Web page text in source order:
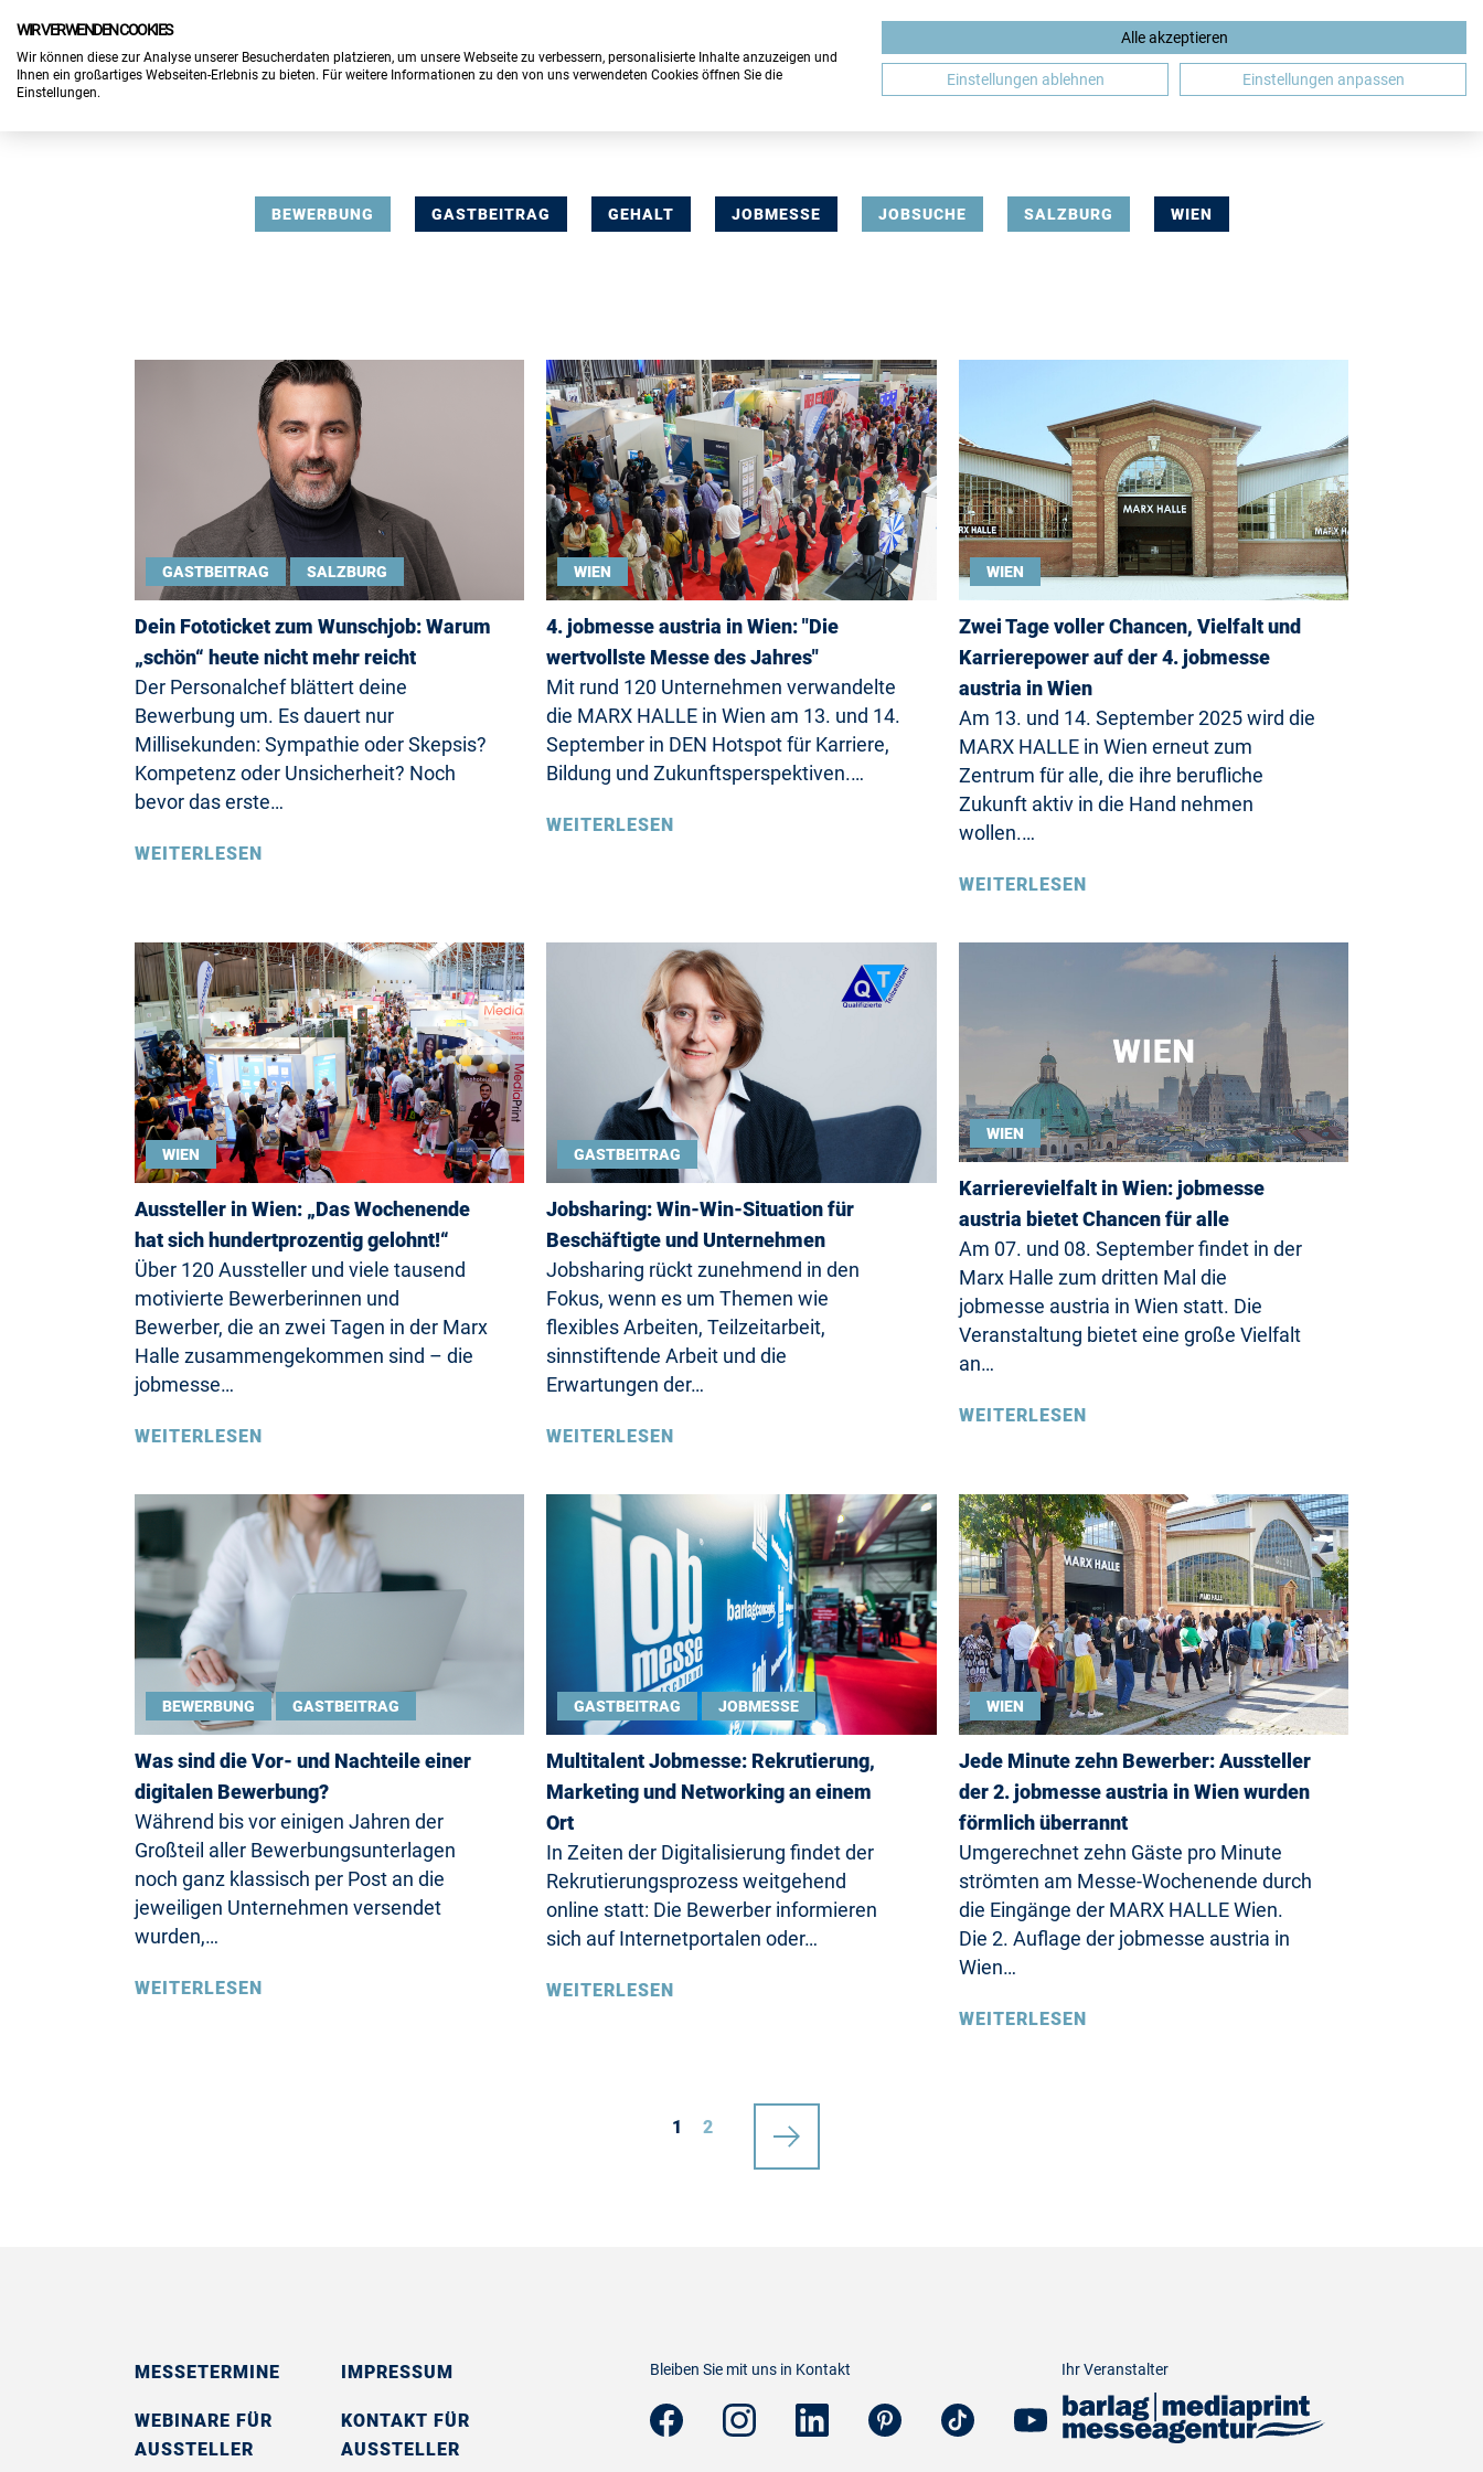
DE
BEWERBUNG GASTBEITRAG GEHALT JOBMESSE JOBSUCHE SALZBURG WIEN
GASTBEITRAG SALZBURG
Dein Fototicket zum Wunschjob: Warum
„schön“ heute nicht mehr reicht
Der Personalchef blättert deine
Bewerbung um. Es dauert nur
Millisekunden: Sympathie oder Skepsis?
Kompetenz oder Unsicherheit? Noch
bevor das erste…
WEITERLESEN
WIEN
4. jobmesse austria in Wien: "Die
wertvollste Messe des Jahres"
Mit rund 120 Unternehmen verwandelte
die MARX HALLE in Wien am 13. und 14.
September in DEN Hotspot für Karriere,
Bildung und Zukunftsperspektiven.…
WEITERLESEN
WIEN
Zwei Tage voller Chancen, Vielfalt und
Karrierepower auf der 4. jobmesse
austria in Wien
Am 13. und 14. September 2025 wird die
MARX HALLE in Wien erneut zum
Zentrum für alle, die ihre berufliche
Zukunft aktiv in die Hand nehmen
wollen.…
WEITERLESEN
WIEN
Aussteller in Wien: „Das Wochenende
hat sich hundertprozentig gelohnt!“
Über 120 Aussteller und viele tausend
motivierte Bewerberinnen und
Bewerber, die an zwei Tagen in der Marx
Halle zusammengekommen sind – die
jobmesse…
WEITERLESEN
GASTBEITRAG
Jobsharing: Win-Win-Situation für
Beschäftigte und Unternehmen
Jobsharing rückt zunehmend in den
Fokus, wenn es um Themen wie
flexibles Arbeiten, Teilzeitarbeit,
sinnstiftende Arbeit und die
Erwartungen der…
WEITERLESEN
WIEN
Karrierevielfalt in Wien: jobmesse
austria bietet Chancen für alle
Am 07. und 08. September findet in der
Marx Halle zum dritten Mal die
jobmesse austria in Wien statt. Die
Veranstaltung bietet eine große Vielfalt
an…
WEITERLESEN
BEWERBUNG GASTBEITRAG
Was sind die Vor- und Nachteile einer
digitalen Bewerbung?
Während bis vor einigen Jahren der
Großteil aller Bewerbungsunterlagen
noch ganz klassisch per Post an die
jeweiligen Unternehmen versendet
wurden,…
WEITERLESEN
GASTBEITRAG JOBMESSE
Multitalent Jobmesse: Rekrutierung,
Marketing und Networking an einem
Ort
In Zeiten der Digitalisierung findet der
Rekrutierungsprozess weitgehend
online statt: Die Bewerber informieren
sich auf Internetportalen oder…
WEITERLESEN
WIEN
Jede Minute zehn Bewerber: Aussteller
der 2. jobmesse austria in Wien wurden
förmlich überrannt
Umgerechnet zehn Gäste pro Minute
strömten am Messe-Wochenende durch
die Eingänge der MARX HALLE Wien.
Die 2. Auflage der jobmesse austria in
Wien…
WEITERLESEN
1 2
MESSETERMINE
WEBINARE FÜR
AUSSTELLER
IMPRESSUM
KONTAKT FÜR
AUSSTELLER
Bleiben Sie mit uns in Kontakt Ihr Veranstalter
WIR VERWENDEN COOKIES
Wir können diese zur Analyse unserer Besucherdaten platzieren, um unsere Webseite zu verbessern, personalisierte Inhalte anzuzeigen und
Ihnen ein großartiges Webseiten-Erlebnis zu bieten. Für weitere Informationen zu den von uns verwendeten Cookies öffnen Sie die
Einstellungen.
Alle akzeptieren
Einstellungen ablehnen Einstellungen anpassen